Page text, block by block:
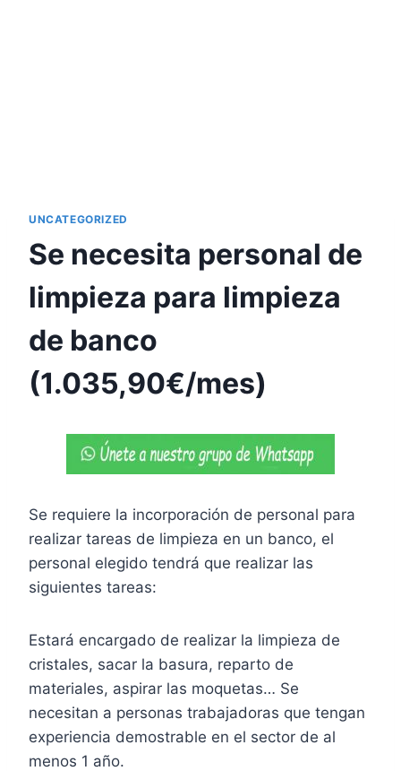
UNCATEGORIZED
Se necesita personal de
limpieza para limpieza
de banco
(1.035,90€/mes)
Se requiere la incorporación de personal para
realizar tareas de limpieza en un banco, el
personal elegido tendrá que realizar las
siguientes tareas:
Estará encargado de realizar la limpieza de
cristales, sacar la basura, reparto de
materiales, aspirar las moquetas… Se
necesitan a personas trabajadoras que tengan
experiencia demostrable en el sector de al
menos 1 año.